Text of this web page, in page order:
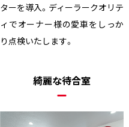
ターを導入。ディーラークオリテ
ィでオーナー様の愛車をしっか
り点検いたします。
綺麗な待合室